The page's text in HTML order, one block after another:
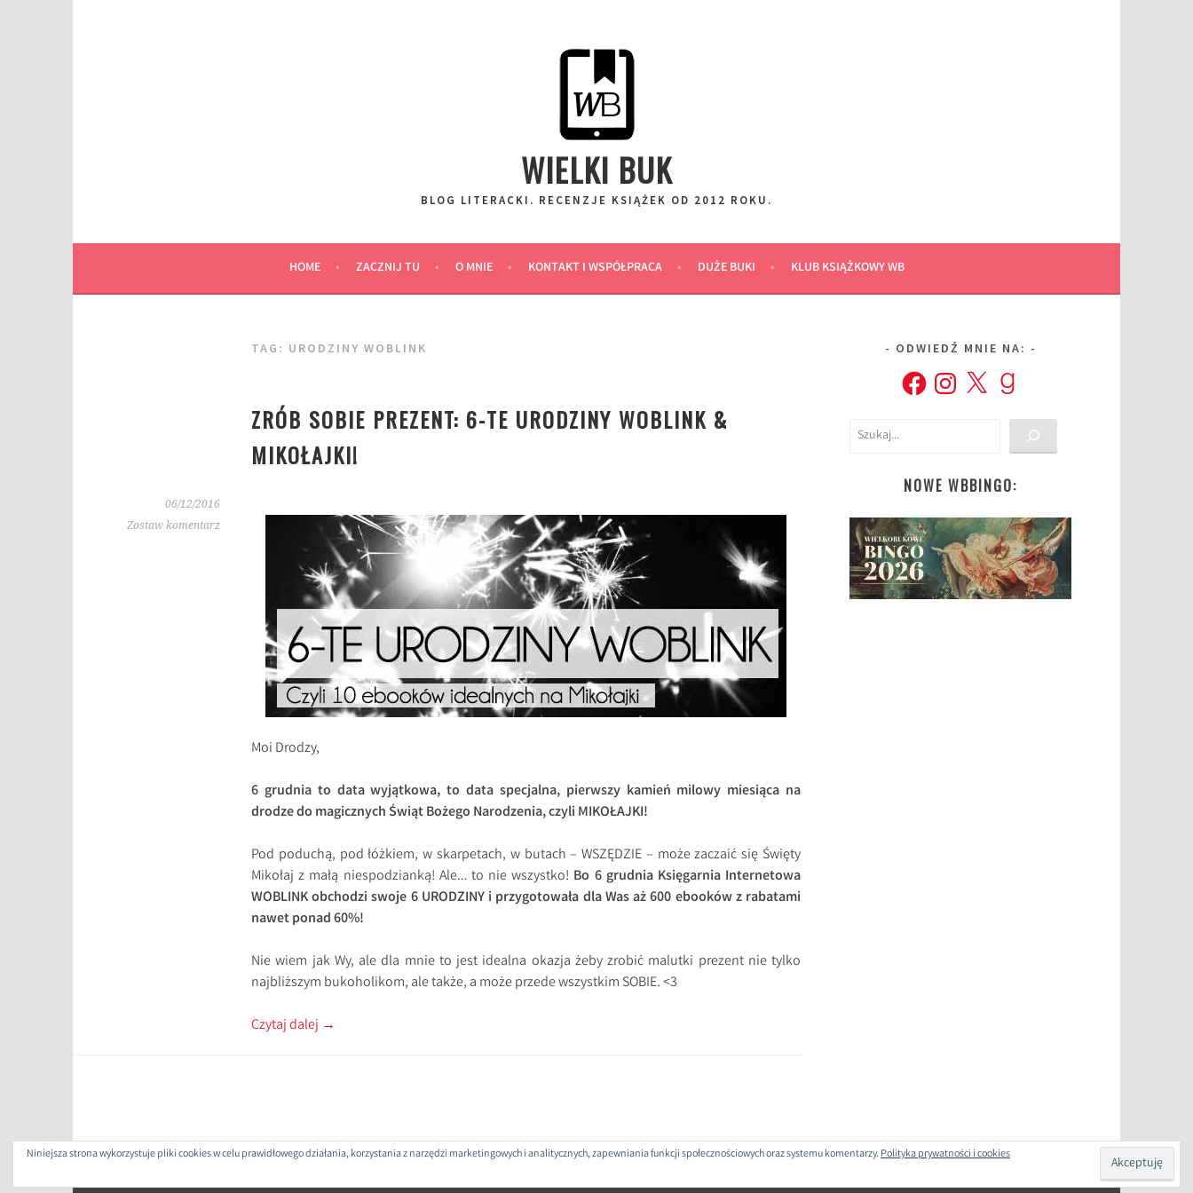
WIELKI BUK
BLOG LITERACKI. RECENZJE KSIĄŻEK OD 2012 ROKU.
HOME ZACZNIJ TU O MNIE KONTAKT I WSPÓŁPRACA DUŻE BUKI KLUB KSIĄŻKOWY WB
TAG: URODZINY WOBLINK
ZRÓB SOBIE PREZENT: 6-TE URODZINY WOBLINK &
MIKOŁAJKI!
06/12/2016
Zostaw komentarz
Moi Drodzy,
6 grudnia to data wyjątkowa, to data specjalna, pierwszy kamień milowy miesiąca na
drodze do magicznych Świąt Bożego Narodzenia, czyli MIKOŁAJKI!
Pod poduchą, pod łóżkiem, w skarpetach, w butach – WSZĘDZIE – może zaczaić się Święty
Mikołaj z małą niespodzianką! Ale… to nie wszystko! Bo 6 grudnia Księgarnia Internetowa
WOBLINK obchodzi swoje 6 URODZINY i przygotowała dla Was aż 600 ebooków z rabatami
nawet ponad 60%!
Nie wiem jak Wy, ale dla mnie to jest idealna okazja żeby zrobić malutki prezent nie tylko
najbliższym bukoholikom, ale także, a może przede wszystkim SOBIE. <3
Czytaj dalej →
ODWIEDŹ MNIE NA:
FacebookInstagram
X Goodreads
Szukaj
NOWE WBBINGO:
Niniejsza strona wykorzystuje pliki cookies w celu prawidłowego działania, korzystania z narzędzi marketingowych i analitycznych, zapewniania funkcji społecznościowych oraz systemu komentarzy.Polityka prywatności i cookies